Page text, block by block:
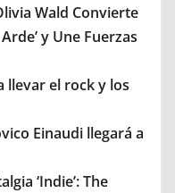
Wald Convierte
y Une Fuerzas
llevar el rock y los
Einaudi llegará a
‘Indie’: The